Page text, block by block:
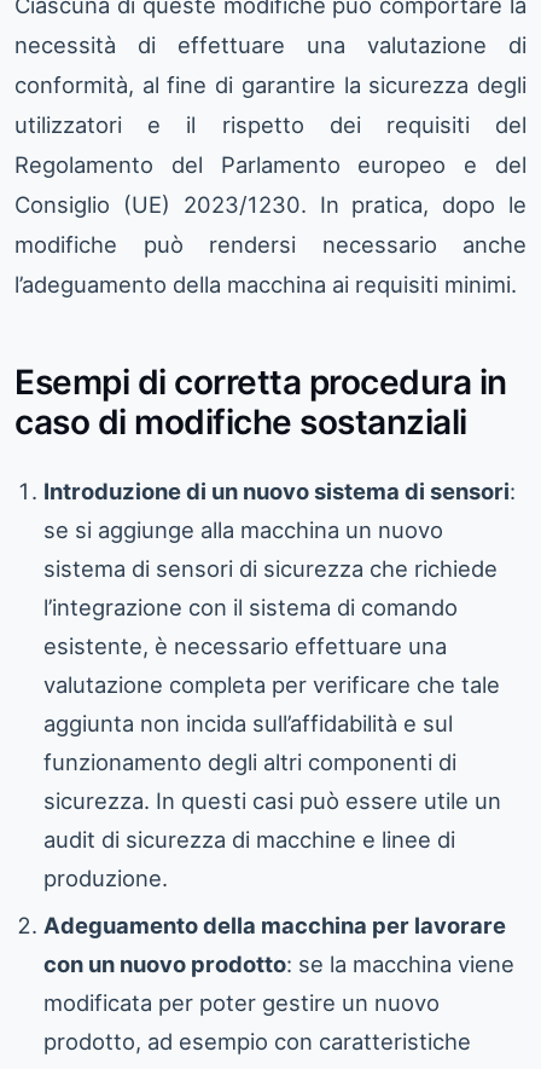
necessità di effettuare una valutazione di
conformità, al fine di garantire la sicurezza degli
utilizzatori e il rispetto dei requisiti del
Regolamento del Parlamento europeo e del
Consiglio (UE) 2023/1230. In pratica, dopo le
modifiche può rendersi necessario anche
l’adeguamento della macchina ai requisiti minimi.
Esempi di corretta procedura in
caso di modifiche sostanziali
Introduzione di un nuovo sistema di sensori:
se si aggiunge alla macchina un nuovo
sistema di sensori di sicurezza che richiede
l’integrazione con il sistema di comando
esistente, è necessario effettuare una
valutazione completa per verificare che tale
aggiunta non incida sull’affidabilità e sul
funzionamento degli altri componenti di
sicurezza. In questi casi può essere utile un
audit di sicurezza di macchine e linee di
produzione.
Adeguamento della macchina per lavorare
con un nuovo prodotto: se la macchina viene
modificata per poter gestire un nuovo
prodotto, ad esempio con caratteristiche